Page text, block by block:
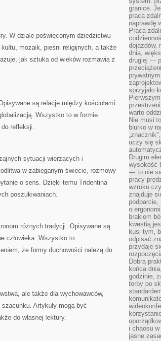
W dziale poświęconym dziedzictwu
mozaik, pieśni religijnych, a także
jak sztuka od wieków rozmawia z
są relacje między kościołami
Wszystko to w formie
refleksji.
sytuacji wierzących i
w zabieganym świecie, rozmowy
o sens. Dzięki temu Tridentina
poszukiwaniach.
różnych tradycji. Opisywane są
człowieka. Wszystko to
że formy duchowości należą do
ale także dla wychowawców,
Artykuły mogą być
do własnej lektury.
granice.
praca
naprawdę
Praca
dojazdów,
dnia,
drugiej —
sprzyjało
warto
Nie musi
biurko w
uczy się
Drugim
wysokość
— to nie
pracy
wzroku
znajduje
o
brakiem
kwestią
kusi tym,
odpisać
przydaje
Dobrą
końca
godzinie,
torby po
i chaosu
jasne